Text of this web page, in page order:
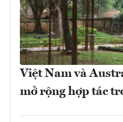
Việt Nam và
mở rộng hợp tác